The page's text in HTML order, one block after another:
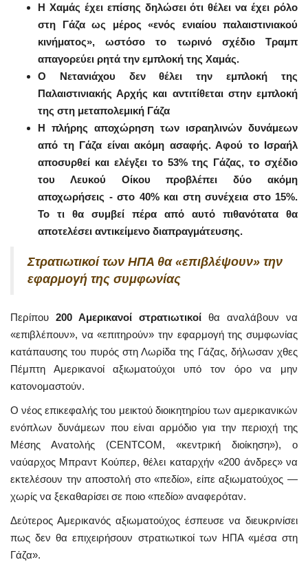
Η Χαμάς έχει επίσης δηλώσει ότι θέλει να έχει ρόλο
στη Γάζα ως μέρος «ενός ενιαίου παλαιστινιακού
κινήματος», ωστόσο το τωρινό σχέδιο Τραμπ
απαγορεύει ρητά την εμπλοκή της Χαμάς.
Ο Νετανιάχου δεν θέλει την εμπλοκή της
Παλαιστινιακής Αρχής και αντιτίθεται στην εμπλοκή
της στη μεταπολεμική Γάζα
Η πλήρης αποχώρηση των ισραηλινών δυνάμεων
από τη Γάζα είναι ακόμη ασαφής. Αφού το Ισραήλ
αποσυρθεί και ελέγξει το 53% της Γάζας, το σχέδιο
του Λευκού Οίκου προβλέπει δύο ακόμη
αποχωρήσεις - στο 40% και στη συνέχεια στο 15%.
Το τι θα συμβεί πέρα ​​από αυτό πιθανότατα θα
αποτελέσει αντικείμενο διαπραγμάτευσης.
Στρατιωτικοί των ΗΠΑ θα «επιβλέψουν» την
εφαρμογή της συμφωνίας
Περίπου 200 Αμερικανοί στρατιωτικοί θα αναλάβουν να
«επιβλέπουν», να «επιτηρούν» την εφαρμογή της συμφωνίας
κατάπαυσης του πυρός στη Λωρίδα της Γάζας, δήλωσαν χθες
Πέμπτη Αμερικανοί αξιωματούχοι υπό τον όρο να μην
κατονομαστούν.
Ο νέος επικεφαλής του μεικτού διοικητηρίου των αμερικανικών
ενόπλων δυνάμεων που είναι αρμόδιο για την περιοχή της
Μέσης Ανατολής (CENTCOM, «κεντρική διοίκηση»), ο
ναύαρχος Μπραντ Κούπερ, θέλει καταρχήν «200 άνδρες» να
εκτελέσουν την αποστολή στο «πεδίο», είπε αξιωματούχος —
χωρίς να ξεκαθαρίσει σε ποιο «πεδίο» αναφερόταν.
Δεύτερος Αμερικανός αξιωματούχος έσπευσε να διευκρινίσει
πως δεν θα επιχειρήσουν στρατιωτικοί των ΗΠΑ «μέσα στη
Γάζα».